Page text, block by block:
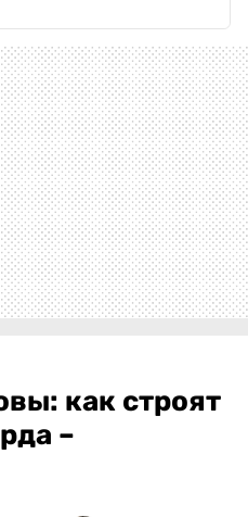
как строят
–